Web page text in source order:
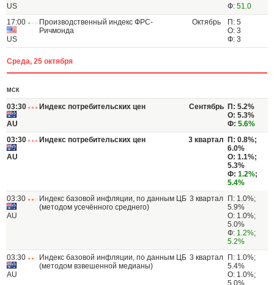
US
Ф: 51.0
17:00
US
Производственный индекс ФРС-
Ричмонда
Октябрь
П: 5
О: 3
Ф: 3
Среда, 25 октября
МСК
03:30
AU
Индекс потребительских цен Сентябрь
П: 5.2%
О: 5.3%
Ф: 5.6%
03:30
AU
Индекс потребительских цен 3 квартал
П: 0.8%;
6.0%
О: 1.1%;
5.3%
Ф: 1.2%;
5.4%
03:30
AU
Индекс базовой инфляции, по данным ЦБ
(методом усечённого среднего)
3 квартал
П: 1.0%;
5.9%
О: 1.0%;
5.0%
Ф: 1.2%;
5.2%
03:30
AU
Индекс базовой инфляции, по данным ЦБ
(методом взвешенной медианы)
3 квартал
П: 1.0%;
5.4%
О: 1.0%;
5.0%